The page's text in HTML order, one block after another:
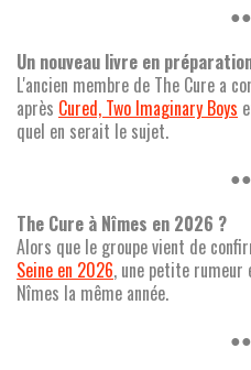
Un nouveau livre en
L'ancien membre de The Cure a
après Cured, Two Imaginary Boys
quel en serait le sujet.
The Cure à Nîmes en 2026 ?
Alors que le groupe vient de
Seine en 2026, une petite rumeur
Nîmes la même année.